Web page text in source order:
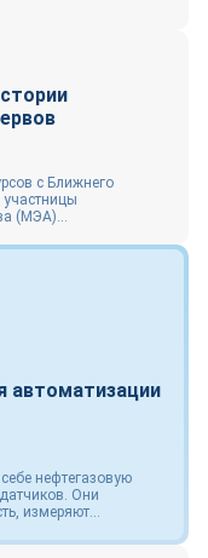
с Ближнего
участницы
(МЭА)...
автоматизации
нефтегазовую
Они
измеряют...